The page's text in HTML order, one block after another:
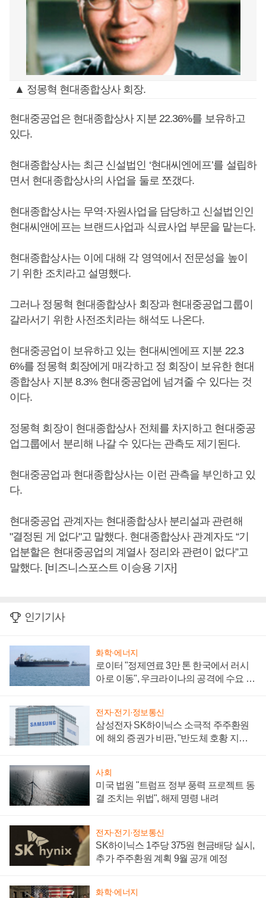
▲ 정몽혁 현대종합상사 회장.
현대중공업은 현대종합상사 지분 22.36%를 보유하고
있다.
현대종합상사는 최근 신설법인 ‘현대씨엔에프’를 설립하
면서 현대종합상사의 사업을 둘로 쪼갰다.
현대종합상사는 무역·자원사업을 담당하고 신설법인인
현대씨앤에프는 브랜드사업과 식료사업 부문을 맡는다.
현대종합상사는 이에 대해 각 영역에서 전문성을 높이
기 위한 조치라고 설명했다.
그러나 정몽혁 현대종합상사 회장과 현대중공업그룹이
갈라서기 위한 사전조치라는 해석도 나온다.
현대중공업이 보유하고 있는 현대씨엔에프 지분 22.3
6%를 정몽혁 회장에게 매각하고 정 회장이 보유한 현대
종합상사 지분 8.3% 현대중공업에 넘겨줄 수 있다는 것
이다.
정몽혁 회장이 현대종합상사 전체를 차지하고 현대중공
업그룹에서 분리해 나갈 수 있다는 관측도 제기된다.
현대중공업과 현대종합상사는 이런 관측을 부인하고 있
다.
현대중공업 관계자는 현대종합상사 분리설과 관련해
"결정된 게 없다"고 말했다. 현대종합상사 관계자도 “기
업분할은 현대중공업의 계열사 정리와 관련이 없다”고
말했다. [비즈니스포스트 이승용 기자]
인기기사
화학·에너지
로이터 "정제연료 3만 톤 한국에서 러시
아로 이동", 우크라이나의 공격에 수요 늘
전자·전기·정보통신
삼성전자 SK하이닉스 소극적 주주환원
에 해외 증권가 비판, "반도체 호황 지속
사회
미국 법원 "트럼프 정부 풍력 프로젝트 동
결 조치는 위법", 해제 명령 내려
전자·전기·정보통신
SK하이닉스 1주당 375원 현금배당 실시,
추가 주주환원 계획 9월 공개 예정
화학·에너지